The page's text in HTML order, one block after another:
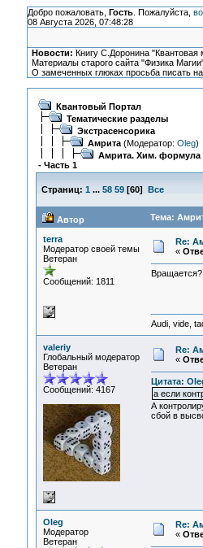
Добро пожаловать, Гость. Пожалуйста,
08 Августа 2026, 07:48:28
Новости: Книгу С.Доронина "Квантовая
Материалы старого сайта "Физика
О замеченных глюках просьба писать
Квантовый Портал
Тематические разделы
Экстрасенсорика
Амрита(Модератор: Oleg)
Амрита. Хим. формула
- Часть 1
Страниц: 1 ... 58 59[60] Все
Автор Тема:
terra
Модератор своей темы
Ветеран
Сообщений: 1811
Re:
«
Audi, vide,
valeriy
Глобальный модератор
Ветеран
Сообщений: 4167
Re:
«
Цитата:
а если
А
сбой в
Oleg
Модератор
Ветеран
Re:
«